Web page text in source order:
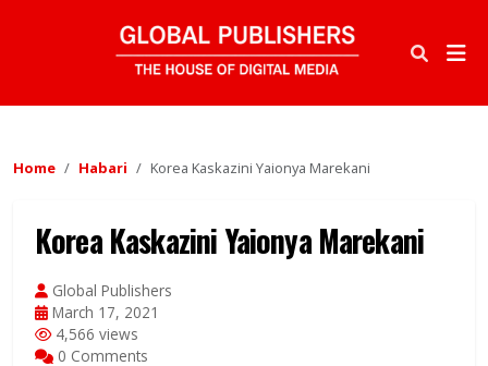
Home Habari Korea Kaskazini Yaionya Marekani
Korea Kaskazini Yaionya Marekani
Global Publishers
March 17, 2021
4,566 views
0 Comments